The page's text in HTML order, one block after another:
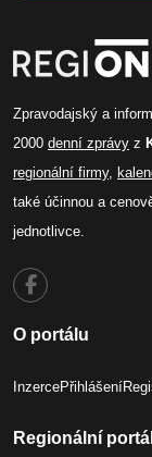
Zpravodajský a
2000 denní zprávy z
regionální firmy,
také účinnou a
jednotlivce.
O portálu
InzercePřihlášení
Regionální